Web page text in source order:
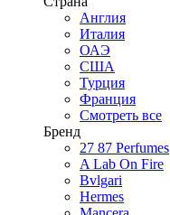
Англия
Италия
ОАЭ
США
Турция
Франция
Смотреть все
Бренд
27 87 Perfumes
A Lab On Fire
Bvlgari
Hermes